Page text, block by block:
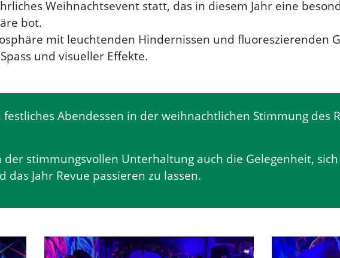
Weihnachtsevent statt, das in diesem Jahr eine
bot.
mit leuchtenden Hindernissen und fluoreszierenden
und visueller Effekte.
Abendessen in der weihnachtlichen Stimmung des
der stimmungsvollen Unterhaltung auch die Gelegenheit,
Jahr Revue passieren zu lassen.